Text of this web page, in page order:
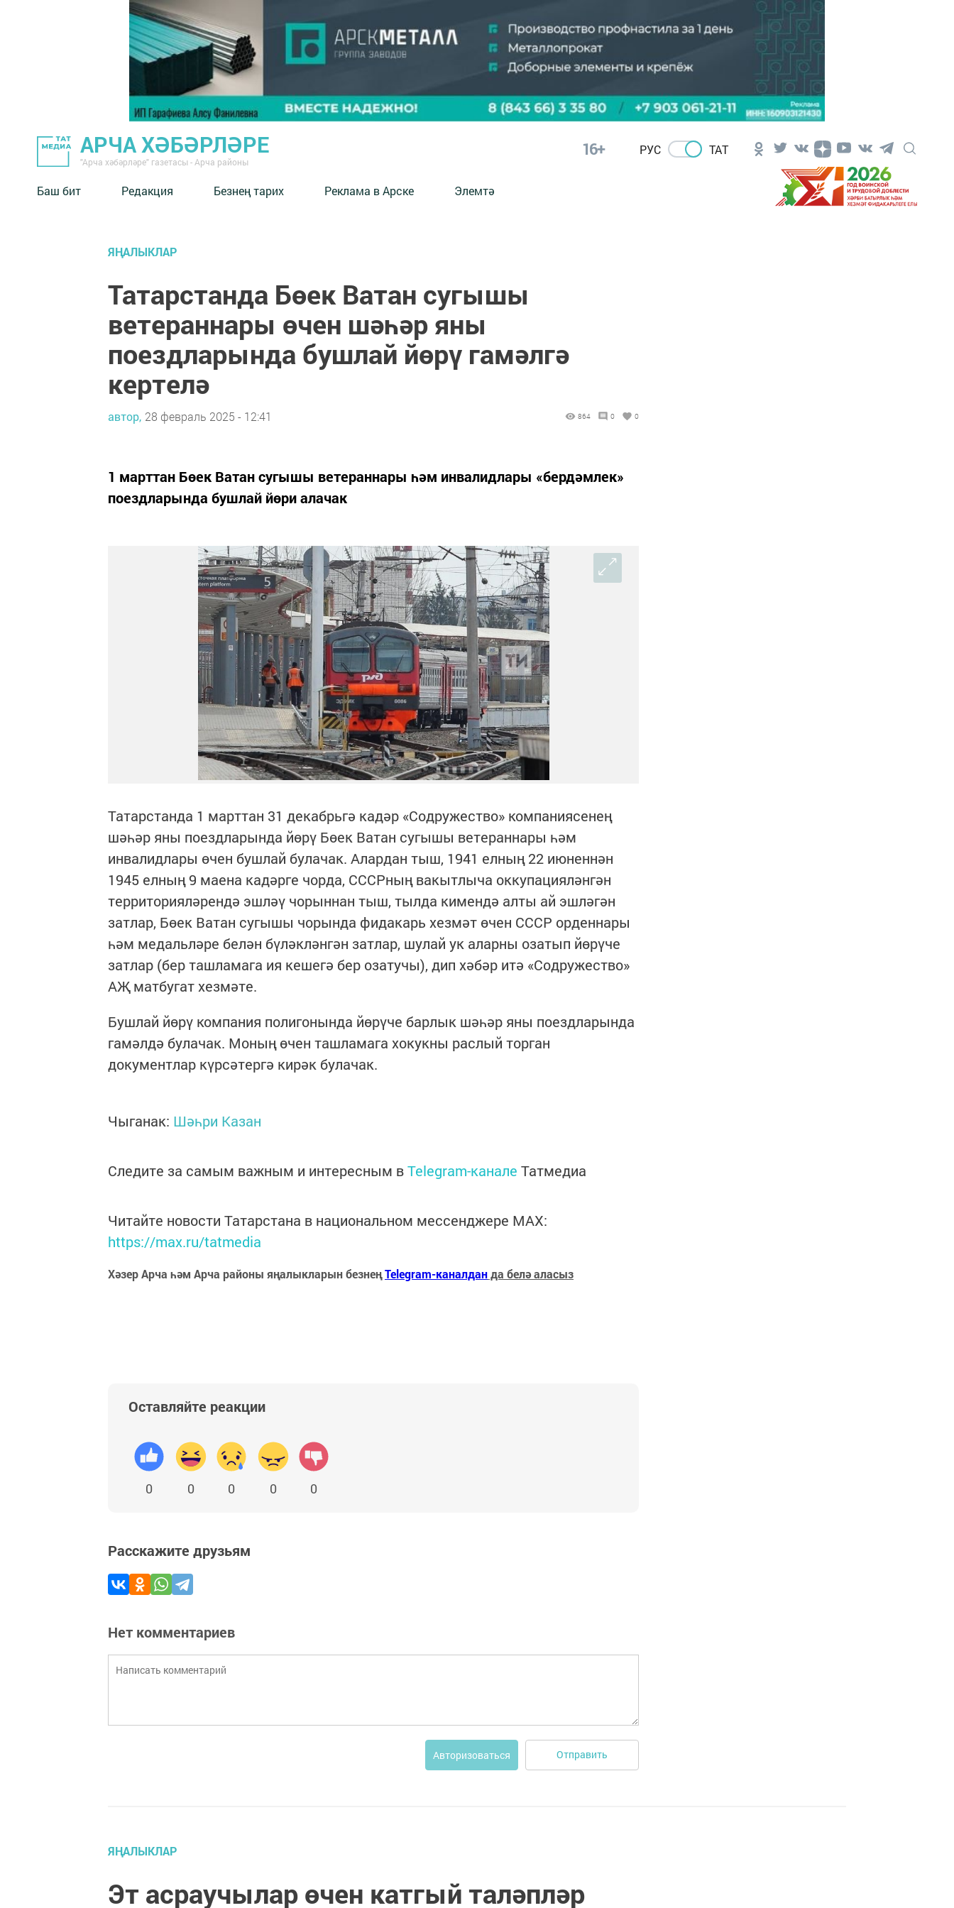
АРЧА ХӘБӘРЛӘРЕ
"Арча хәбәрләре" газетасы - Арча районы
16+ РУС ТАТ
Баш бит Редакция Безнең тарих Реклама в Арске Элемтә
ЯҢАЛЫКЛАР
Татарстанда Бөек Ватан сугышы
ветераннары өчен шәһәр яны
поездларында бушлай йөрү гамәлгә
кертелә
автор, 28 февраль 2025 - 12:41 864 0 0
1 марттан Бөек Ватан сугышы ветераннары һәм инвалидлары «бердәмлек»
поездларында бушлай йөри алачак
Татарстанда 1 марттан 31 декабрьгә кадәр «Содружество» компаниясенең
шәһәр яны поездларында йөрү Бөек Ватан сугышы ветераннары һәм
инвалидлары өчен бушлай булачак. Алардан тыш, 1941 елның 22 июненнән
1945 елның 9 маена кадәрге чорда, СССРның вакытлыча оккупацияләнгән
территорияләрендә эшләү чорыннан тыш, тылда кимендә алты ай эшләгән
затлар, Бөек Ватан сугышы чорында фидакарь хезмәт өчен СССР орденнары
һәм медальләре белән бүләкләнгән затлар, шулай ук аларны озатып йөрүче
затлар (бер ташламага ия кешегә бер озатучы), дип хәбәр итә «Содружество»
АҖ матбугат хезмәте.
Бушлай йөрү компания полигонында йөрүче барлык шәһәр яны поездларында
гамәлдә булачак. Моның өчен ташламага хокукны раслый торган
документлар күрсәтергә кирәк булачак.
Чыганак: Шәһри Казан
Следите за самым важным и интересным вTelegram-канале Татмедиа
Читайте новости Татарстана в национальном мессенджере MАХ:
https://max.ru/tatmedia
Хәзер Арча һәм Арча районы яңалыкларын безнеңTelegram-каналданда белә аласыз
Оставляйте реакции
0 0 0 0 0
Расскажите друзьям
Нет комментариев
Авторизоваться Отправить
ЯҢАЛЫКЛАР
Эт асраучылар өчен катгый таләпләр